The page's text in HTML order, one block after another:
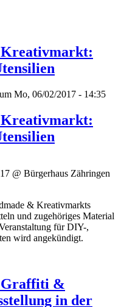
Mo, 06/02/2017 - 14:35
@ Bürgerhaus Zähringen
& Kreativmarkts
und zugehöriges Material
für DIY-,
wird angekündigt.
Graffiti &
in der